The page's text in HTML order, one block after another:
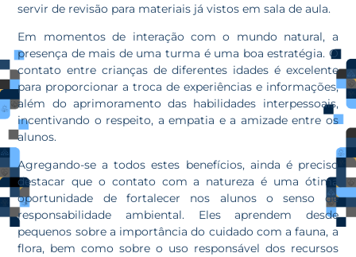
servir de revisão para materiais já vistos em sala de aula.
Em momentos de interação com o mundo natural, a
presença de mais de uma turma é uma boa estratégia. O
contato entre crianças de diferentes idades é excelente
para proporcionar a troca de experiências e informações,
além do aprimoramento das habilidades interpessoais,
incentivando o respeito, a empatia e a amizade entre os
alunos.
Agregando-se a todos estes benefícios, ainda é preciso
destacar que o contato com a natureza é uma ótima
oportunidade de fortalecer nos alunos o senso de
responsabilidade ambiental. Eles aprendem desde
pequenos sobre a importância do cuidado com a fauna, a
flora, bem como sobre o uso responsável dos recursos